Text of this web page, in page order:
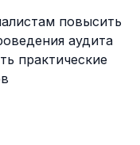
повысить
аудита
практические